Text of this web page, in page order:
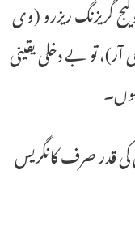
گریزنگ ریزرو (وی
تو بے دخلی یقینی
قدر صرف کانگریس